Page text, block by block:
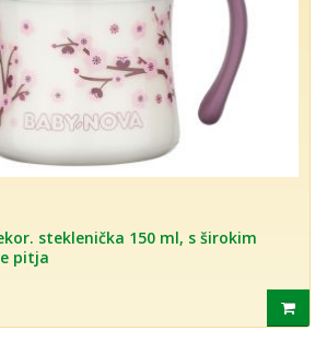
steklenička 150 ml, s širokim
pitja